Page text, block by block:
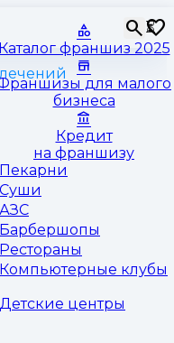
⏳
Каталог франшиз 2025
для малого
бизнеса
Кредит
на франшизу
Пекарни
Суши
АЗС
Барбершопы
Рестораны
Компьютерные клубы
Детские центры